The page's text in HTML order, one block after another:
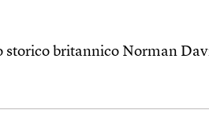
storico britannico Norman